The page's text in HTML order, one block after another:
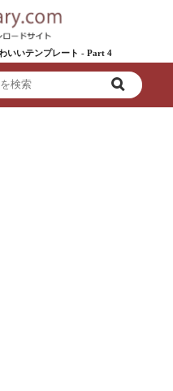
いいテンプレート - Part 4